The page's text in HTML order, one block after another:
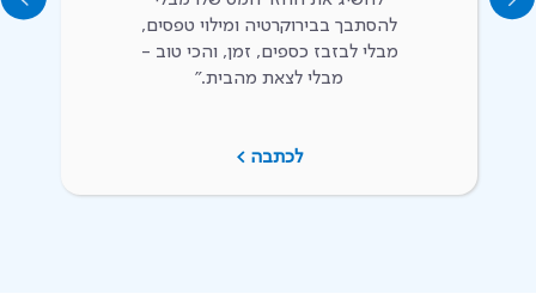
להסתבך בבירוקרטיה ומילוי טפסים,
מבלי לבזבז כספים, זמן, והכי טוב -
מבלי לצאת מהבית.״
לכתבה >